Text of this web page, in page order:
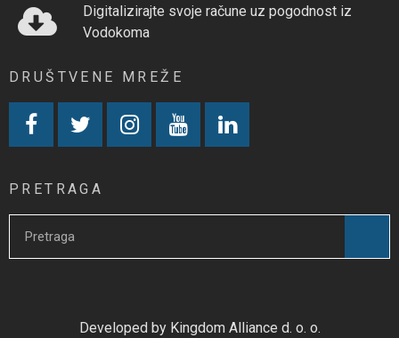
Digitalizirajte svoje račune uz pogodnost iz
Vodokoma
DRUŠTVENE MREŽE
PRETRAGA
Developed by Kingdom Alliance d. o. o.